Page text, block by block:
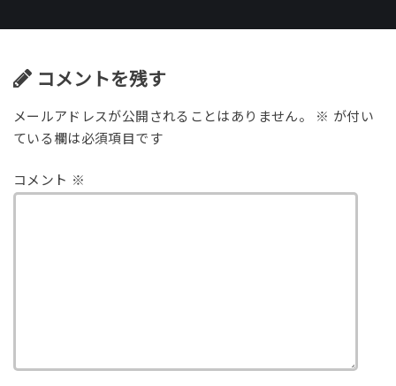
コメントを残す
メールアドレスが公開されることはありません。 ※ が付い
ている欄は必須項目です
コメント ※